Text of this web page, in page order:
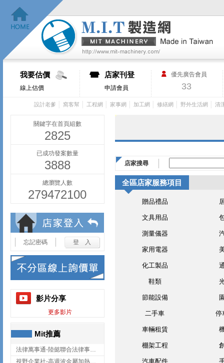
我要估價
線上估價
店家刊登
申請會員
優先廣告會員
33
設計老爹 窩客幫 工程網 家事網 加工網 修繕網 野外生活網 清
關鍵字在首頁組數
2825
已成功發案數量
3888
總瀏覽人數
279472100
忘記密碼
影片分享
更多影片
Mit推薦
法律萬事通-陸懿聯合法律事務所
視野企業社-高週波金屬加熱設備,彰化高週波金屬加熱設備
店家搜尋
全區店家服務項目
贈品禮品
文具用品
測量儀器
家用電器
化工製品
鞋類
節能設備
二手車 停
車輛租賃
棚架工程
汽車配件